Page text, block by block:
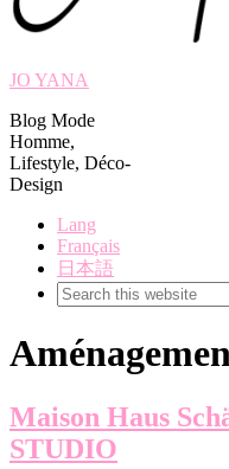
JO YANA
Blog Mode
Homme,
Lifestyle, Déco-
Design
Lang
Français
日本語
Search
this
Maison Haus
STUDIO